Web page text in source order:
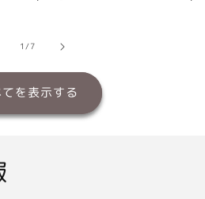
格
1/の
7
を表示する